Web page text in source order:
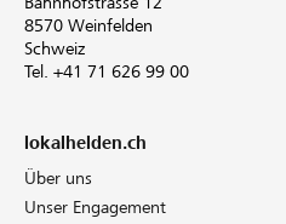
8570 Weinfelden
Schweiz
Tel. +41 71 626 99 00
lokalhelden.ch
Über uns
Unser Engagement